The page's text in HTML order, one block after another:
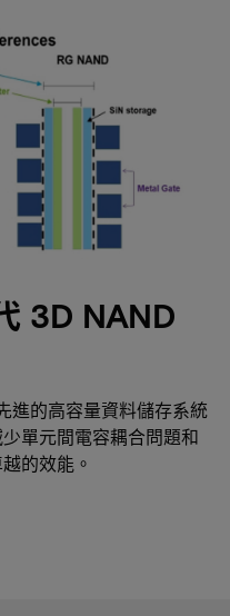
3D NAND
進的高容量資料儲存系統
單元間電容耦合問題和
的效能。